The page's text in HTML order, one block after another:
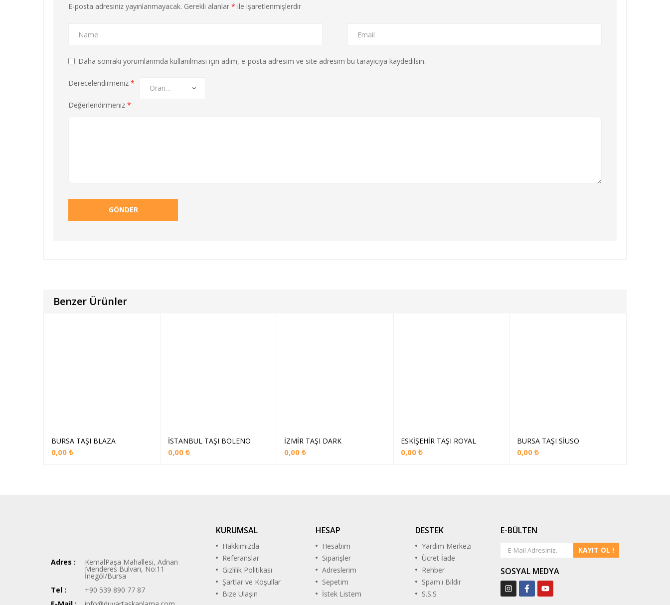
E-posta adresiniz yayınlanmayacak. Gerekli alanlar * ile işaretlenmişlerdir
Daha sonraki yorumlarımda kullanılması için adım, e-posta adresim ve site adresim bu tarayıcıya kaydedilsin.
Derecelendirmeniz *
Değerlendirmeniz *
Benzer Ürünler
Sepete Ekle
BURSA TAŞI BLAZA
0,00 ₺
Sepete Ekle
İSTANBUL TAŞI BOLENO
0,00 ₺
Sepete Ekle
İZMİR TAŞI DARK
0,00₺
Sepete Ekle
ESKİŞEHİR TAŞI ROYAL
0,00 ₺
Sepete Ekle
BURSA TAŞI SİUSO
0,00₺
Adres : KemalPaşa Mahallesi, Adnan
Menderes Bulvarı, No:11
İnegöl/Bursa
Tel :
+90 539 890 77 87
KURUMSAL
Hakkımızda
Referanslar
Gizlilik Politikası
Şartlar ve Koşullar
Bize Ulaşın
HESAP
Hesabım
Siparişler
Adreslerim
Sepetim
İstek Listem
DESTEK
Yardım Merkezi
Ücret İade
Rehber
Spam'ı Bildir
S.S.S
E-BÜLTEN
KAYIT OL !
SOSYAL MEDYA